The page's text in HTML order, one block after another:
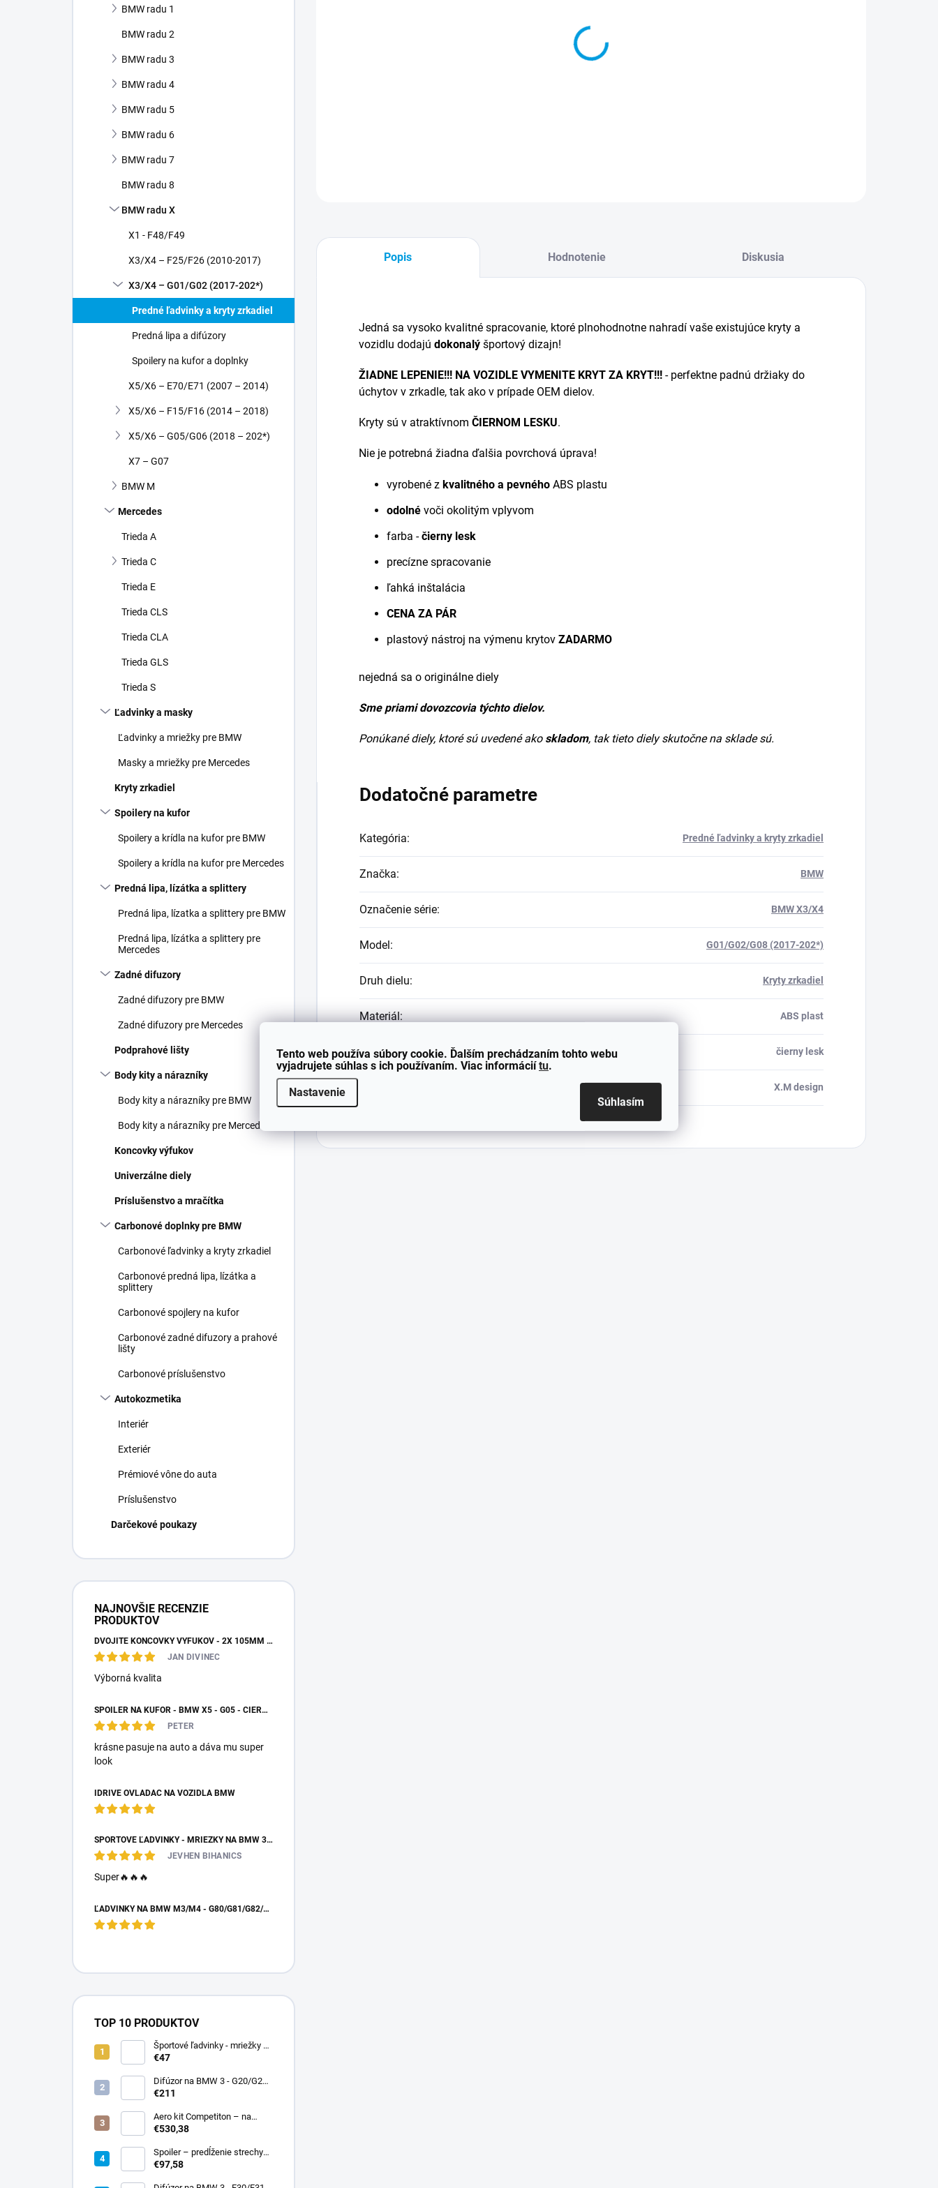
Tento web používa súbory cookie. Ďalším prechádzaním tohto webu
vyjadrujete súhlas s ich používaním. Viac informáciítu.
Nastavenie
Súhlasím
BMW radu 1
BMW radu 2
BMW radu 3
BMW radu 4
BMW radu 5
BMW radu 6
BMW radu 7
BMW radu 8
BMW radu X
X1 - F48/F49
X3/X4 – F25/F26 (2010-2017)
X3/X4 – G01/G02 (2017-202*)
Predné ľadvinky a kryty zrkadiel
Predná lipa a difúzory
Spoilery na kufor a doplnky
X5/X6 – E70/E71 (2007 – 2014)
X5/X6 – F15/F16 (2014 – 2018)
X5/X6 – G05/G06 (2018 – 202*)
X7 – G07
BMW M
Mercedes
Trieda A
Trieda C
Trieda E
Trieda CLS
Trieda CLA
Trieda GLS
Trieda S
Ľadvinky a masky
Ľadvinky a mriežky pre BMW
Masky a mriežky pre Mercedes
Kryty zrkadiel
Spoilery na kufor
Spoilery a krídla na kufor pre BMW
Spoilery a krídla na kufor pre Mercedes
Predná lipa, lízátka a splittery
Predná lipa, lízatka a splittery pre BMW
Predná lipa, lízátka a splittery pre
Mercedes
Zadné difuzory
Zadné difuzory pre BMW
Zadné difuzory pre Mercedes
Podprahové lišty
Body kity a nárazníky
Body kity a nárazníky pre BMW
Body kity a nárazníky pre Mercedes
Koncovky výfukov
Univerzálne diely
Príslušenstvo a mračítka
Carbonové doplnky pre BMW
Carbonové ľadvinky a kryty zrkadiel
Carbonové predná lipa, lízátka a
splittery
Carbonové spojlery na kufor
Carbonové zadné difuzory a prahové
lišty
Carbonové príslušenstvo
Autokozmetika
Interiér
Exteriér
Prémiové vône do auta
Príslušenstvo
Darčekové poukazy
NAJNOVŠIE RECENZIE
PRODUKTOV
DVOJITÉ KONCOVKY VÝFUKOV - 2X 105MM VÝSTUP
JAN DIVINEC
Výborná kvalita
SPOILER NA KUFOR - BMW X5 - G05 - ČIERNY LESK
PETER
krásne pasuje na auto a dáva mu super
look
IDRIVE OVLÁDAČ NA VOZIDLÁ BMW
ŠPORTOVÉ ĽADVINKY - MRIEŽKY NA BMW 3 - E90/E91 PO FACELIFTE
JEVHEN BIHANICS
Super🔥🔥🔥
ĽADVINKY NA BMW M3/M4 - G80/G81/G82/G83 - DRY CARBON
TOP 10 PRODUKTOV
Športové ľadvinky - mriežky na
BMW X5/X6 - E70/E71
€47
Difúzor na BMW 3 - G20/G21
preLCI - brzdové svetlo
€211
Aero kit Competiton – na
BMW 3 – G20/G21
€530,38
Spoiler – predĺženie strechy
BMW 1 – F20/F21 – čierny
€97,58
Popis Hodnotenie Diskusia
Jedná sa vysoko kvalitné spracovanie, ktoré plnohodnotne nahradí vaše existujúce kryty a
vozidlu dodajú dokonalý športový dizajn!
ŽIADNE LEPENIE!!! NA VOZIDLE VYMENITE KRYT ZA KRYT!!! - perfektne padnú držiaky do
úchytov v zrkadle, tak ako v prípade OEM dielov.
Kryty sú v atraktívnom ČIERNOM LESKU.
Nie je potrebná žiadna ďalšia povrchová úprava!
vyrobené z kvalitného a pevného ABS plastu
odolné voči okolitým vplyvom
farba -čierny lesk
precízne spracovanie
ľahká inštalácia
CENA ZA PÁR
plastový nástroj na výmenu krytov ZADARMO
nejedná sa o originálne diely
Sme priami dovozcovia týchto dielov.
Ponúkané diely, ktoré sú uvedené ako skladom, tak tieto diely skutočne na sklade sú.
Dodatočné parametre
Kategória: Predné ľadvinky a kryty zrkadiel
Značka: BMW
Označenie série: BMW X3/X4
Model: G01/G02/G08 (2017-202*)
Druh dielu: Kryty zrkadiel
Materiál: ABS plast
Farba: čierny lesk
X.M design